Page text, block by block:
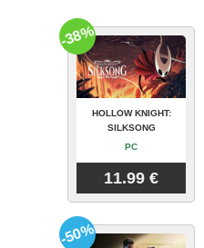
HOLLOW KNIGHT:
SILKSONG
PC
11.99 €
-38%
-50%